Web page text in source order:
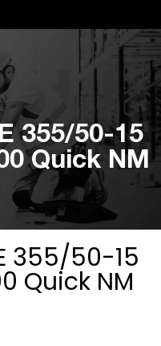
355/50-15
Quick NM
355/50-15
Quick NM